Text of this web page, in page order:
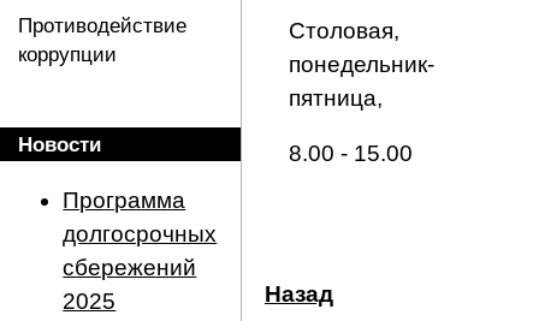
Столовая,
понедельник-
пятница,
8.00 - 15.00
Назад
Противодействие
коррупции
Новости
Программа
долгосрочных
сбережений
2025